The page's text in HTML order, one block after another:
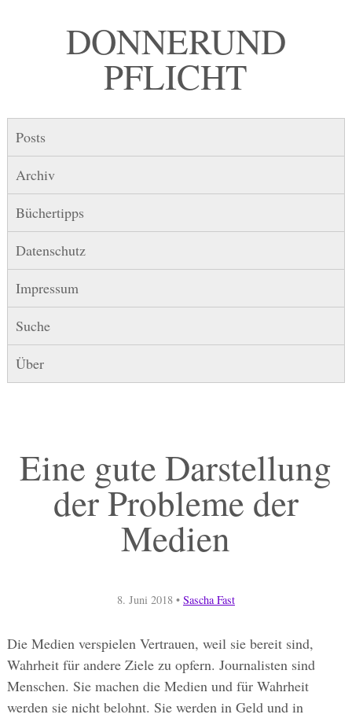
DONNER UND
PFLICHT
Posts
Archiv
Büchertipps
Datenschutz
Impressum
Suche
Über
Eine gute Darstellung
der Probleme der
Medien
8. Juni 2018• Sascha Fast
Die Medien verspielen Vertrauen, weil sie bereit sind,
Wahrheit für andere Ziele zu opfern. Journalisten sind
Menschen. Sie machen die Medien und für Wahrheit
werden sie nicht belohnt. Sie werden in Geld und in